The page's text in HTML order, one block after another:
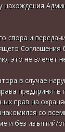
нахождения
спора и
Соглашения
это не влечет
в случае
прав на
со
и без изъятий/